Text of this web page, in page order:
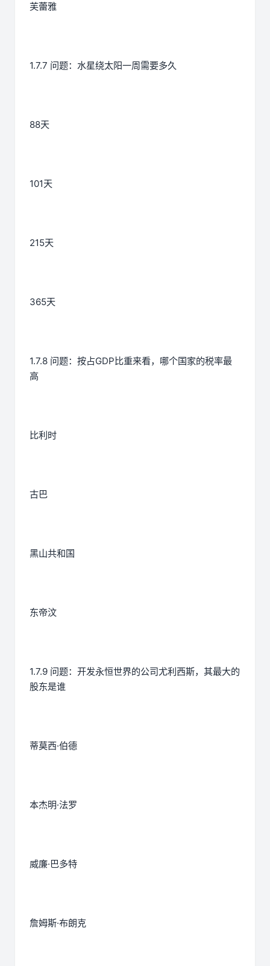
芙蕾雅
1.7.7 问题：水星绕太阳一周需要多久
88天
101天
215天
365天
1.7.8 问题：按占GDP比重来看，哪个国家的税率最
高
比利时
古巴
黑山共和国
东帝汶
1.7.9 问题：开发永恒世界的公司尤利西斯，其最大的
股东是谁
蒂莫西·伯德
本杰明·法罗
威廉·巴多特
詹姆斯·布朗克